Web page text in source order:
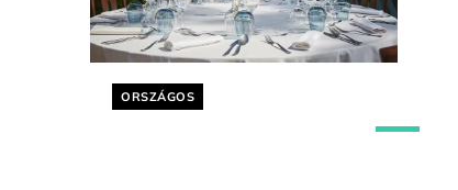
Helyszín címkék:
ORSZÁGOS